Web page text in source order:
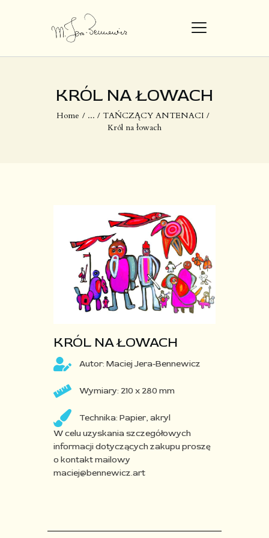
KRÓL NA ŁOWACH
Home ...
TAŃCZĄCY ANTENACI
Król na łowach
STRONA GŁÓWNA
DZIEŁA
KRÓL NA ŁOWACH
Autor: Maciej Jera-Bennewicz
Wymiary: 210 x 280 mm
Technika: Papier, akryl
W celu uzyskania szczegółowych
informacji dotyczących zakupu proszę
o kontakt mailowy
maciej@bennewicz.art